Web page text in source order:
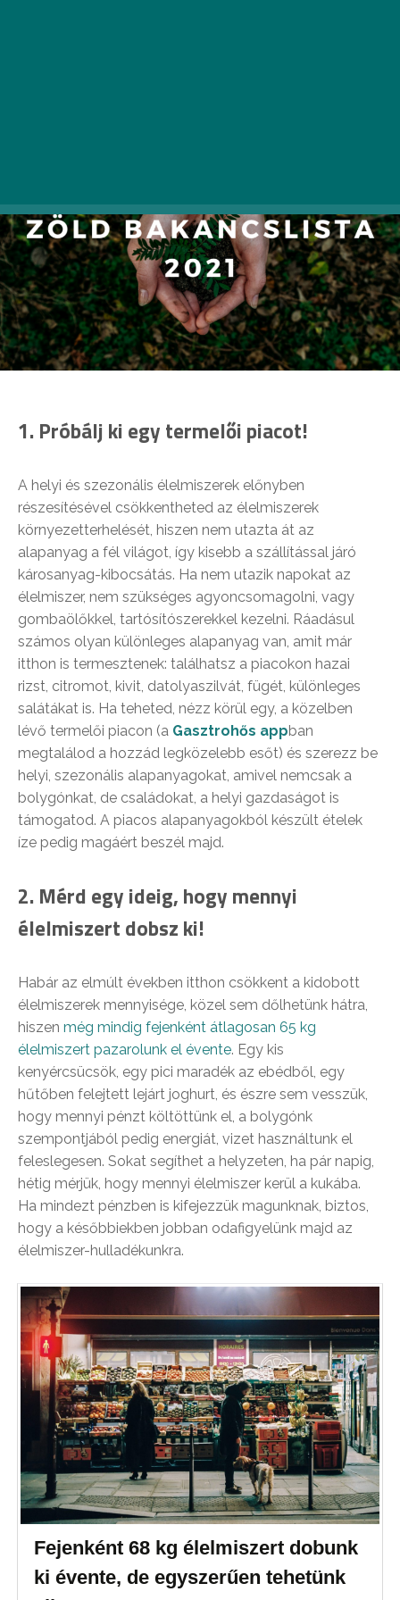
1. Próbálj ki egy termelői piacot!
A helyi és szezonális élelmiszerek előnyben
részesítésével csökkentheted az élelmiszerek
környezetterhelését, hiszen nem utazta át az
alapanyag a fél világot, így kisebb a szállítással járó
károsanyag-kibocsátás. Ha nem utazik napokat az
élelmiszer, nem szükséges agyoncsomagolni, vagy
gombaölőkkel, tartósítószerekkel kezelni. Ráadásul
számos olyan különleges alapanyag van, amit már
itthon is termesztenek: találhatsz a piacokon hazai
rizst, citromot, kivit, datolyaszilvát, fügét, különleges
salátákat is. Ha teheted, nézz körül egy, a közelben
lévő termelői piacon (a Gasztrohős appban
megtalálod a hozzád legközelebb esőt) és szerezz be
helyi, szezonális alapanyagokat, amivel nemcsak a
bolygónkat, de családokat, a helyi gazdaságot is
támogatod. A piacos alapanyagokból készült ételek
íze pedig magáért beszél majd.
2. Mérd egy ideig, hogy mennyi
élelmiszert dobsz ki!
Habár az elmúlt években itthon csökkent a kidobott
élelmiszerek mennyisége, közel sem dőlhetünk hátra,
hiszen még mindig fejenként átlagosan 65 kg
élelmiszert pazarolunk el évente. Egy kis
kenyércsücsök, egy pici maradék az ebédből, egy
hűtőben felejtett lejárt joghurt, és észre sem vesszük,
hogy mennyi pénzt költöttünk el, a bolygónk
szempontjából pedig energiát, vizet használtunk el
feleslegesen. Sokat segíthet a helyzeten, ha pár napig,
hétig mérjük, hogy mennyi élelmiszer kerül a kukába.
Ha mindezt pénzben is kifejezzük magunknak, biztos,
hogy a későbbiekben jobban odafigyelünk majd az
élelmiszer-hulladékunkra.
Fejenként 68 kg élelmiszert dobunk
ki évente, de egyszerűen tehetünk